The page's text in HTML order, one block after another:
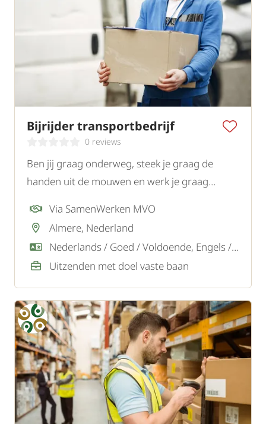
Bijrijder transportbedrijf
0 reviews
Ben jij graag onderweg, steek je graag de
handen uit de mouwen en werk je graag
Almere zoeken wij een gemotiveerde bijrijder.
Via SamenWerken MVO
Almere, Nederland
Nederlands / Goed / Voldoende, Engels / Goed
Uitzenden met doel vaste baan